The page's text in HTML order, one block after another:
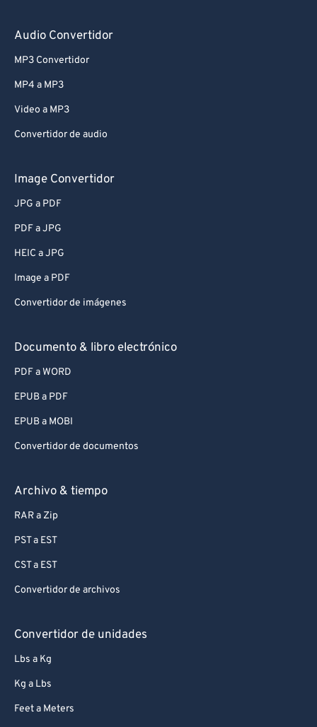
Audio Convertidor
MP3 Convertidor
MP4 a MP3
Video a MP3
Convertidor de audio
Image Convertidor
JPG a PDF
PDF a JPG
HEIC a JPG
Image a PDF
Convertidor de imágenes
Documento & libro electrónico
PDF a WORD
EPUB a PDF
EPUB a MOBI
Convertidor de documentos
Archivo & tiempo
RAR a Zip
PST a EST
CST a EST
Convertidor de archivos
Convertidor de unidades
Lbs a Kg
Kg a Lbs
Feet a Meters